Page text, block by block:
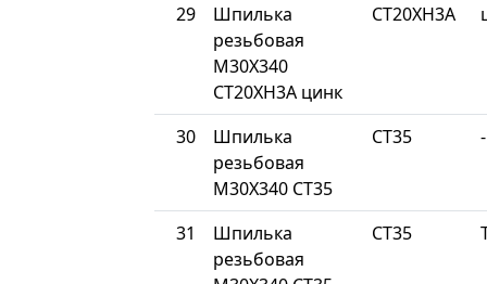
29
Шпилька
резьбовая
М30Х340
СТ20ХН3А цинк
СТ20ХН3А
30
Шпилька
резьбовая
М30Х340 СТ35
СТ35 -
31
Шпилька
резьбовая
СТ35